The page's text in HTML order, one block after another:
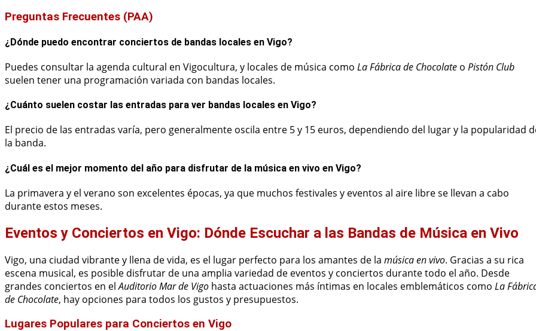
Preguntas Frecuentes (PAA)
¿Dónde puedo encontrar conciertos de bandas locales en Vigo?
Puedes consultar la agenda cultural en Vigocultura, y locales de música como La Fábrica de Chocolate o Pistón Club
suelen tener una programación variada con bandas locales.
¿Cuánto suelen costar las entradas para ver bandas locales en Vigo?
El precio de las entradas varía, pero generalmente oscila entre 5 y 15 euros, dependiendo del lugar y la popularidad
la banda.
¿Cuál es el mejor momento del año para disfrutar de la música en vivo en Vigo?
La primavera y el verano son excelentes épocas, ya que muchos festivales y eventos al aire libre se llevan a cabo
durante estos meses.
Eventos y Conciertos en Vigo: Dónde Escuchar a las Bandas de Música en Vivo
Vigo, una ciudad vibrante y llena de vida, es el lugar perfecto para los amantes de la música en vivo. Gracias a su rica
escena musical, es posible disfrutar de una amplia variedad de eventos y conciertos durante todo el año. Desde
grandes conciertos en elAuditorio Mar de Vigo hasta actuaciones más íntimas en locales emblemáticos como La
de Chocolate, hay opciones para todos los gustos y presupuestos.
Lugares Populares para Conciertos en Vigo